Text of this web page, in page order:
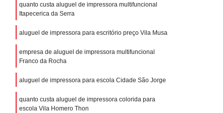
quanto custa aluguel de impressora multifuncional
Itapecerica da Serra
aluguel de impressora para escritório preço Vila Musa
empresa de aluguel de impressora multifuncional
Franco da Rocha
aluguel de impressora para escola Cidade São Jorge
quanto custa aluguel de impressora colorida para
escola Vila Homero Thon